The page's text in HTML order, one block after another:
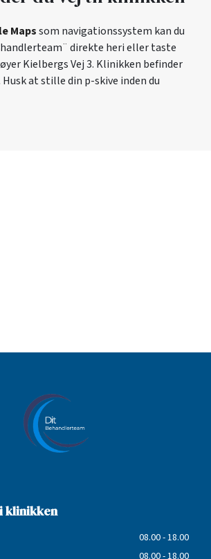
Mapssom navigationssystem kan du
direkte heri eller taste
Kielbergs Vej 3. Klinikken befinder
at stille din p-skive inden du
klinikken
08.00 - 18.00
08.00 - 18.00